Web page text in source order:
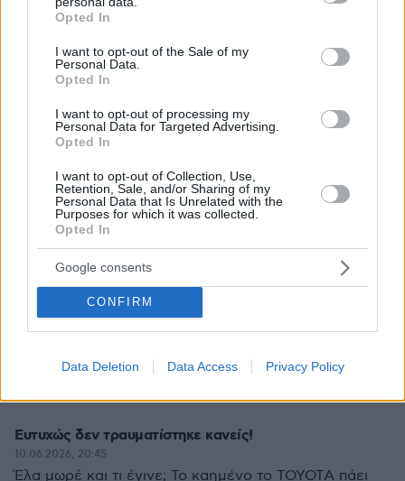
grant or deny consent to Google and its third-party tags to
use your data for below specified purposes in below Google
consent section.
Opted In
I want to opt-out of the Sale of my
Personal Data.
Opted In
I want to opt-out of processing my
Personal Data for Targeted Advertising.
Opted In
I want to opt-out of Collection, Use,
Retention, Sale, and/or Sharing of my
Personal Data that Is Unrelated with the
Purposes for which it was collected.
Opted In
Google consents
CONFIRM
Data Deletion Data Access Privacy Policy
10.06.2026, 21:48
Σε ανάλογα γκρουπ του φεισμπουκ είναι αυτοί
αλκοτεστ, που λένε: η τροχαία δεν κυνηγά τους
γύφτους αλλά μόνο τους «νομοταγείς», που
καταπιέζονται τα δικαιώματά τους κτλ κτλ.
ΑΠΑΝΤΗΣΗ
κατεχομενα πατησια
10.06.2026, 20:48
σε κανονικες χωρες θα πηγαινε κατευθειαν στην
φυλακη ο μεθυσμενος δολοφονος
Ευτυχώς δεν τραυματίστηκε κανείς!
10.06.2026, 20:45
Έλα μωρέ και τι έγινε; Το καημένο το ΤΟΥΟΤΑ πάει